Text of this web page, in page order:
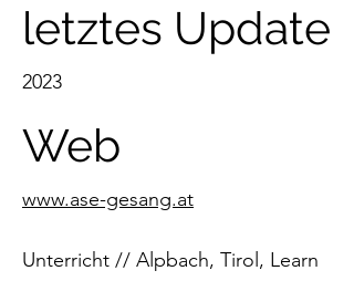
letztes Update
2023
Web
www.ase-gesang.at
Unterricht // Alpbach, Tirol, Learn